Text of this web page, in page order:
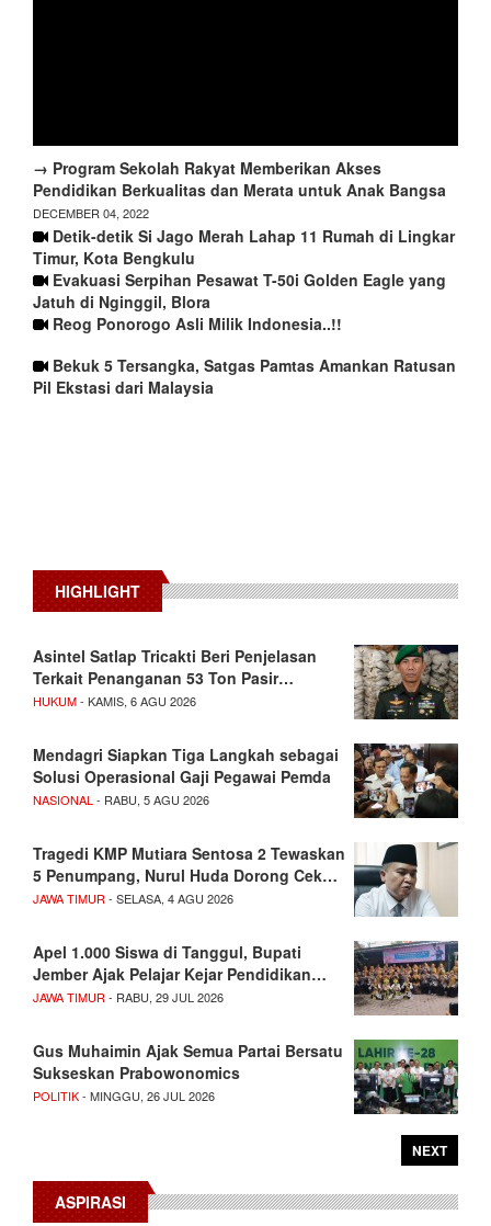
→ Program Sekolah Rakyat Memberikan Akses
Pendidikan Berkualitas dan Merata untuk Anak Bangsa
DECEMBER 04, 2022
Detik-detik Si Jago Merah Lahap 11 Rumah di Lingkar
Timur, Kota Bengkulu
Evakuasi Serpihan Pesawat T-50i Golden Eagle yang
Jatuh di Nginggil, Blora
Reog Ponorogo Asli Milik Indonesia..!!
Bekuk 5 Tersangka, Satgas Pamtas Amankan Ratusan
Pil Ekstasi dari Malaysia
HIGHLIGHT
Asintel Satlap Tricakti Beri Penjelasan
Terkait Penanganan 53 Ton Pasir…
HUKUM- KAMIS, 6 AGU 2026
Mendagri Siapkan Tiga Langkah sebagai
Solusi Operasional Gaji Pegawai Pemda
NASIONAL - RABU, 5 AGU 2026
Tragedi KMP Mutiara Sentosa 2 Tewaskan
5 Penumpang, Nurul Huda Dorong Cek…
JAWA TIMUR - SELASA, 4 AGU 2026
Apel 1.000 Siswa di Tanggul, Bupati
Jember Ajak Pelajar Kejar Pendidikan…
JAWA TIMUR - RABU, 29 JUL 2026
Gus Muhaimin Ajak Semua Partai Bersatu
Sukseskan Prabowonomics
POLITIK- MINGGU, 26 JUL 2026
NEXT
ASPIRASI